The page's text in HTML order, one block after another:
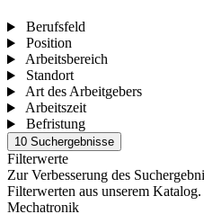
Berufsfeld
Position
Arbeitsbereich
Standort
Art des Arbeitgebers
Arbeitszeit
Befristung
10 Suchergebnisse
Filterwerte
Zur Verbesserung des
Filterwerten aus unserem Katalog.
Mechatronik